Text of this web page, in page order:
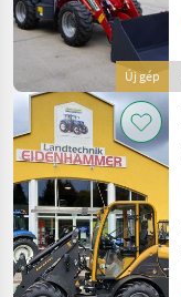
Új gép